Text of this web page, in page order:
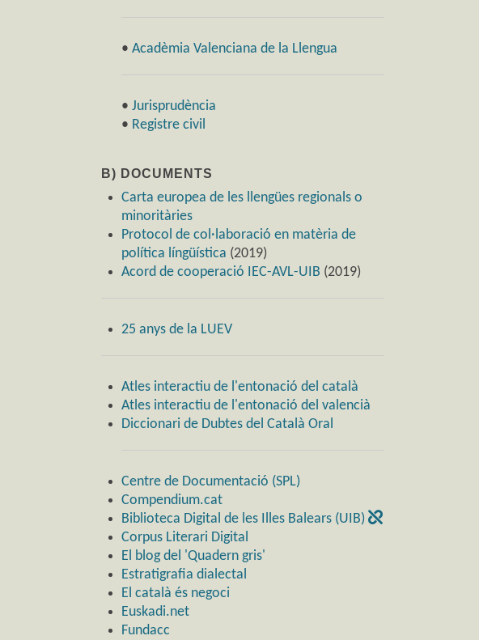
• Acadèmia Valenciana de la Llengua
• Jurisprudència
• Registre civil
B) DOCUMENTS
Carta europea de les llengües regionals o
minoritàries
Protocol de col·laboració en matèria de
política língüística (2019)
Acord de cooperació IEC-AVL-UIB (2019)
25 anys de la LUEV
Atles interactiu de l'entonació del català
Atles interactiu de l'entonació del valencià
Diccionari de Dubtes del Català Oral
Centre de Documentació (SPL)
Compendium.cat
Biblioteca Digital de les Illes Balears (UIB)
Corpus Literari Digital
El blog del 'Quadern gris'
Estratigrafia dialectal
El català és negoci
Euskadi.net
Fundacc